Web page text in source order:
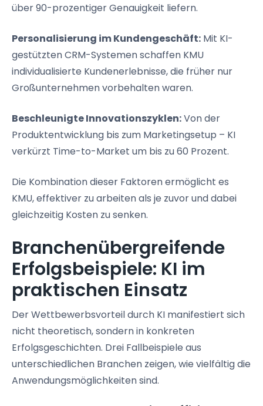
über 90-prozentiger Genauigkeit liefern.
Personalisierung im Kundengeschäft: Mit KI-
gestützten CRM-Systemen schaffen KMU
individualisierte Kundenerlebnisse, die früher nur
Großunternehmen vorbehalten waren.
Beschleunigte Innovationszyklen:Von der
Produktentwicklung bis zum Marketingsetup – KI
verkürzt Time-to-Market um bis zu 60 Prozent.
Die Kombination dieser Faktoren ermöglicht es
KMU, effektiver zu arbeiten als je zuvor und dabei
gleichzeitig Kosten zu senken.
Branchenübergreifende
Erfolgsbeispiele: KI im
praktischen Einsatz
Der Wettbewerbsvorteil durch KI manifestiert sich
nicht theoretisch, sondern in konkreten
Erfolgsgeschichten. Drei Fallbeispiele aus
unterschiedlichen Branchen zeigen, wie vielfältig die
Anwendungsmöglichkeiten sind.